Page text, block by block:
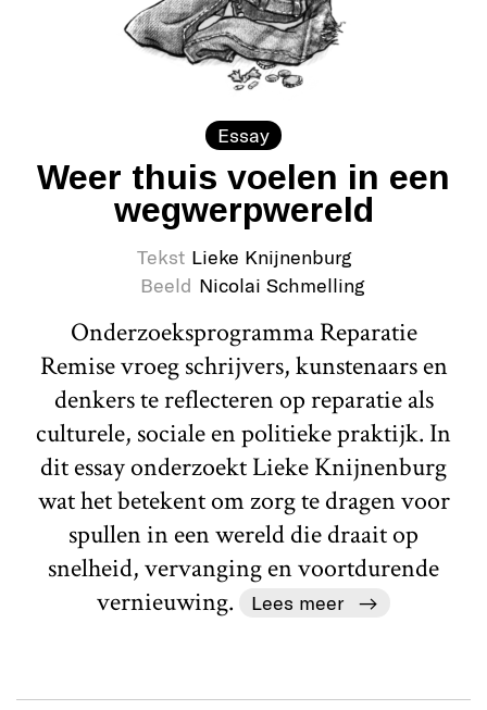
Essay
Weer thuis voelen in een
wegwerpwereld
Tekst Lieke Knijnenburg
Beeld Nicolai Schmelling
Onderzoeksprogramma Reparatie
Remise vroeg schrijvers, kunstenaars en
denkers te reflecteren op reparatie als
culturele, sociale en politieke praktijk. In
dit essay onderzoekt Lieke Knijnenburg
wat het betekent om zorg te dragen voor
spullen in een wereld die draait op
snelheid, vervanging en voortdurende
vernieuwing.
Lees meer